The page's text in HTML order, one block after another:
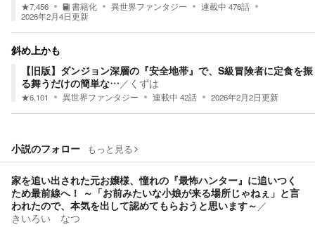
★7,456 書籍化 異世界ファンタジー 連載中 476話
2026年2月4日更新
斜め上かも
【旧版】ダンジョン深層の『安全地帯』で、S級冒険者に定食を振
る舞うだけの簡単な…／ くずは
★6,101 異世界ファンタジー 連載中 42話 2026年2月2日更新
小説のフォロー もっと見る
​家を追い出された元お嬢様、憧れの『最怖ハンター』に追いつく
ため最前線へ！ ～「お前みたいな小娘が来る場所じゃねぇ」と言
われたので、本気を出して認めてもらおうと思います～ ／
きいろい なつ